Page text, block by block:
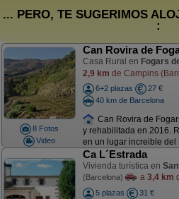
... PERO, TE SUGERIMOS
:
8 Fotos
Video
Can Rovira de
Casa Rural en Fogars
2,9 km de Campins
6+2 plazas
27 €
40 km de Barcelona
Can Rovira de
y rehabilitada en 2016.
en un lugar increible del
Ca L´Estrada
Vivienda turística en
(Barcelona) a 3,4 km
5 plazas
31 €